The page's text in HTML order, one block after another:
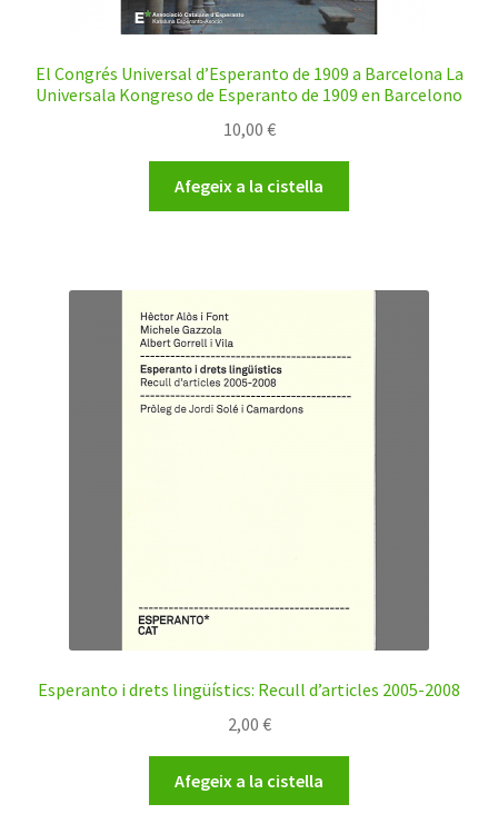
El Congrés Universal d’Esperanto de 1909 a Barcelona La
Universala Kongreso de Esperanto de 1909 en Barcelono
10,00 €
Afegeix a la cistella
Esperanto i drets lingüístics: Recull d’articles 2005-2008
2,00 €
Afegeix a la cistella